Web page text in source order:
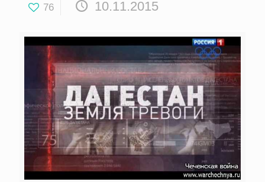
76 10.11.2015